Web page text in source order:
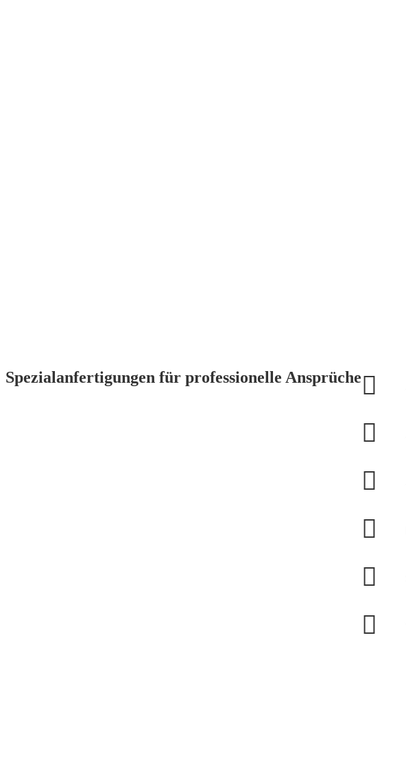
Spezialanfertigungen für professionelle Ansprüche